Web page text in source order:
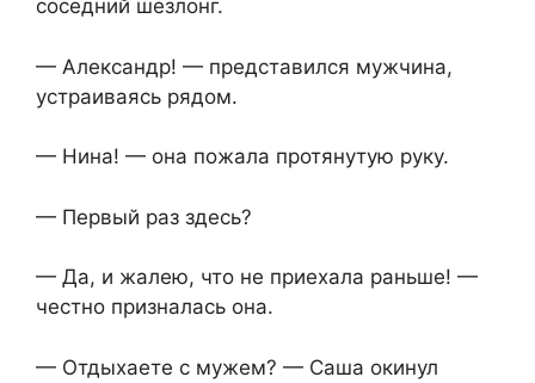
соседний шезлонг.
— Александр! — представился мужчина,
устраиваясь рядом.
— Нина! — она пожала протянутую руку.
— Первый раз здесь?
— Да, и жалею, что не приехала раньше! —
честно призналась она.
— Отдыхаете с мужем? — Саша окинул